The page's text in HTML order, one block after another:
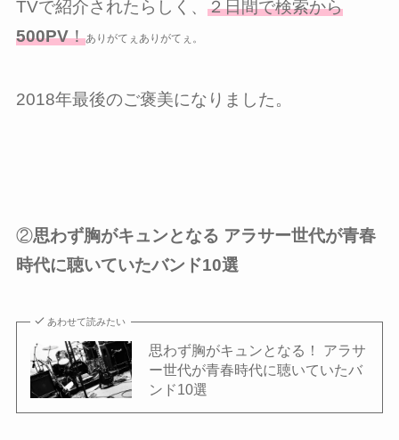
TVで紹介されたらしく、 ２日間で検索から
500PV！ありがてぇありがてぇ。
2018年最後のご褒美になりました。
②思わず胸がキュンとなる アラサー世代が青春
時代に聴いていたバンド10選
あわせて読みたい
思わず胸がキュンとなる！ アラサ
ー世代が青春時代に聴いていたバ
ンド10選